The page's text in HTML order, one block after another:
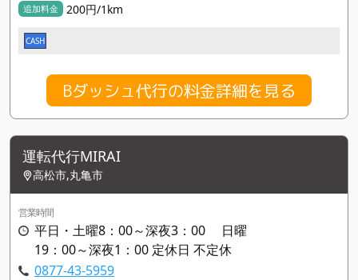
追加料金 200円/1km
CASH
Bダッシュ代行の料金詳細を見る
運転代行MIRAI
高松市,丸亀市
営業時間
平日・土曜8：00～深夜3：00 日曜
19：00～深夜1：00 定休日 不定休
0877-43-5959